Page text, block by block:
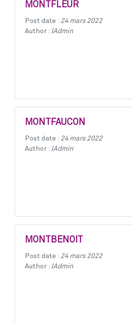
MONTFLEUR
Post date : 24 mars 2022
Author : lAdmin
MONTFAUCON
Post date : 24 mars 2022
Author : lAdmin
MONTBENOIT
Post date : 24 mars 2022
Author : lAdmin